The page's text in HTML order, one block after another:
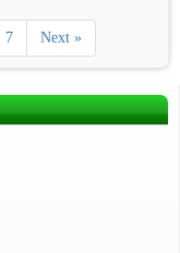
7
Next »